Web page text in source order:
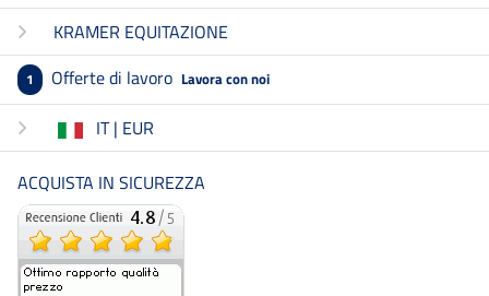
KRAMER EQUITAZIONE
1 Offerte di lavoro Lavora con noi
IT | EUR
ACQUISTA IN SICUREZZA